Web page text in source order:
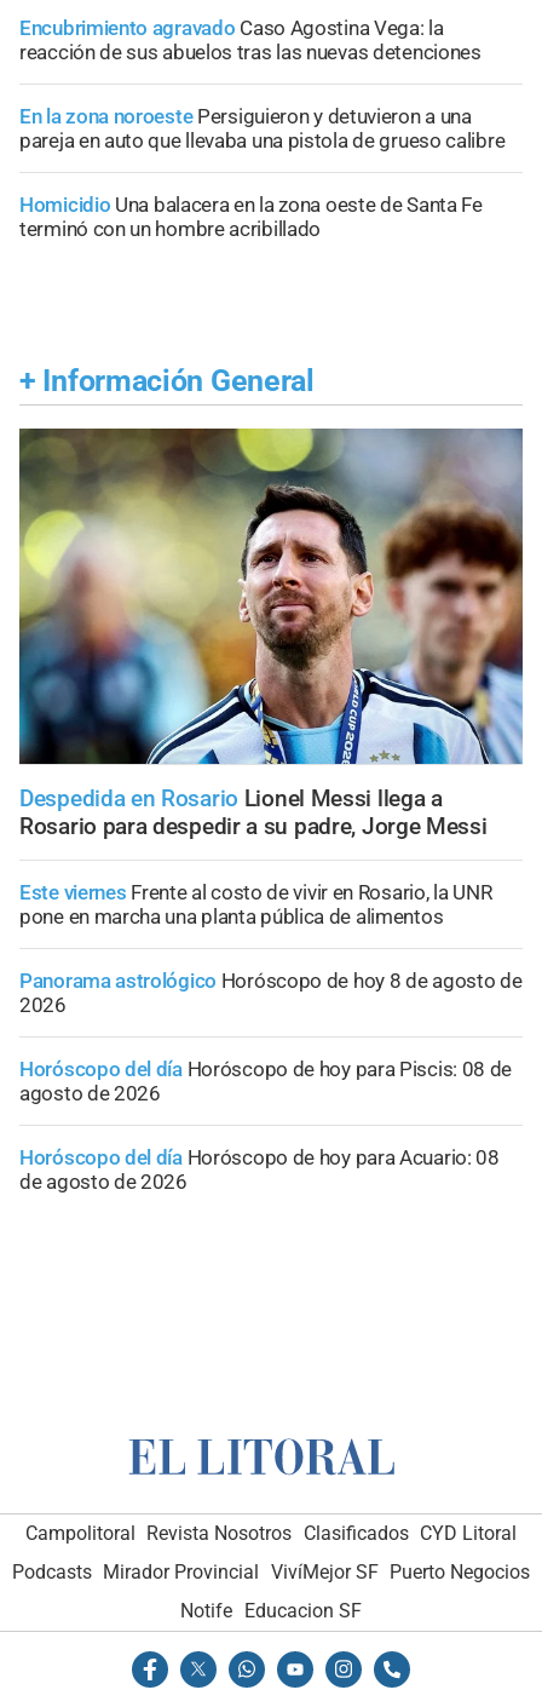
Encubrimiento agravado Caso Agostina Vega: la
reacción de sus abuelos tras las nuevas detenciones
En la zona noroeste Persiguieron y detuvieron a una
pareja en auto que llevaba una pistola de grueso calibre
Homicidio Una balacera en la zona oeste de Santa Fe
terminó con un hombre acribillado
+ Información General
Despedida en Rosario Lionel Messi llega a
Rosario para despedir a su padre, Jorge Messi
Este viernes Frente al costo de vivir en Rosario, la UNR
pone en marcha una planta pública de alimentos
Panorama astrológico Horóscopo de hoy 8 de agosto de
2026
Horóscopo del día Horóscopo de hoy para Piscis: 08 de
agosto de 2026
Horóscopo del día Horóscopo de hoy para Acuario: 08
de agosto de 2026
Campolitoral Revista Nosotros Clasificados CYD Litoral
Podcasts Mirador Provincial VivíMejor SF Puerto Negocios
Notife Educacion SF